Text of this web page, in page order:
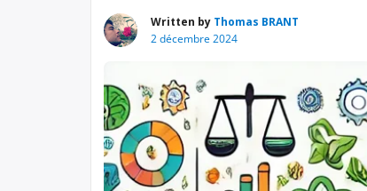
Written by Thomas BRANT
2 décembre 2024